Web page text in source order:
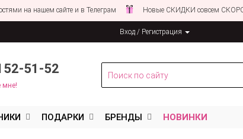
сайте и в Телеграм Новые СКИДКИ совсем СКОРО!
Вход / Регистрация
51-52
мне!
ПОДАРКИ БРЕНДЫ НОВИНКИ